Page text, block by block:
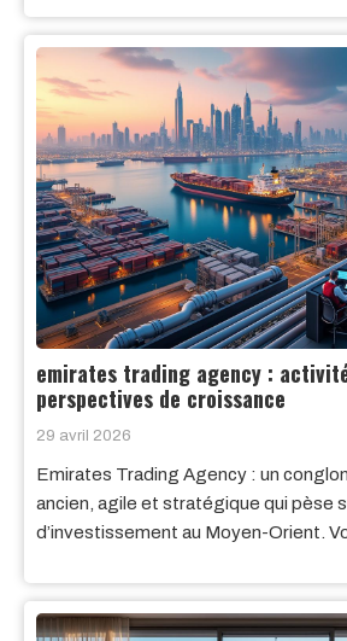
emirates trading agency :
perspectives de croissance
29 avril 2026
Emirates Trading Agency : un
ancien, agile et stratégique qui pèse
d’investissement au Moyen-Orient.